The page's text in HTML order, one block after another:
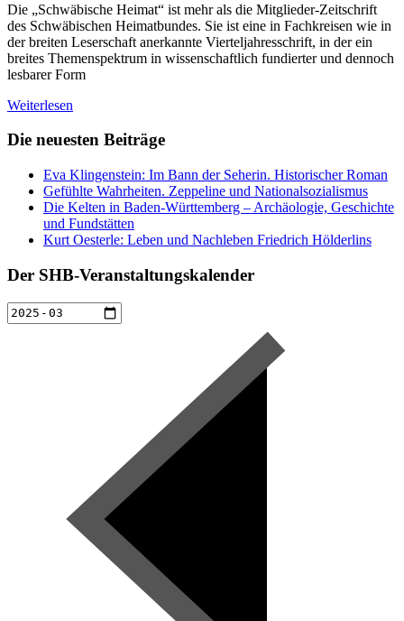
Die „Schwäbische Heimat“ ist mehr als die Mitglieder-Zeitschrift
des Schwäbischen Heimatbundes. Sie ist eine in Fachkreisen wie in
der breiten Leserschaft anerkannte Vierteljahresschrift, in der ein
breites Themenspektrum in wissenschaftlich fundierter und dennoch
lesbarer Form
Weiterlesen
Die neuesten Beiträge
Eva Klingenstein: Im Bann der Seherin. Historischer Roman
Gefühlte Wahrheiten. Zeppeline und Nationalsozialismus
Die Kelten in Baden-Württemberg – Archäologie, Geschichte
und Fundstätten
Kurt Oesterle: Leben und Nachleben Friedrich Hölderlins
Der SHB-Veranstaltungskalender